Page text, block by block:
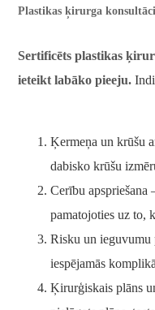
Plastikas ķirurga
Sertificēts plastikas
ieteikt labāko pieeju.
Ķermeņa un krūšu
dabisko krūšu
Cerību
pamatojoties uz to,
Risku un ieguvumu
iespējamās
Ķirurģiskais plāns